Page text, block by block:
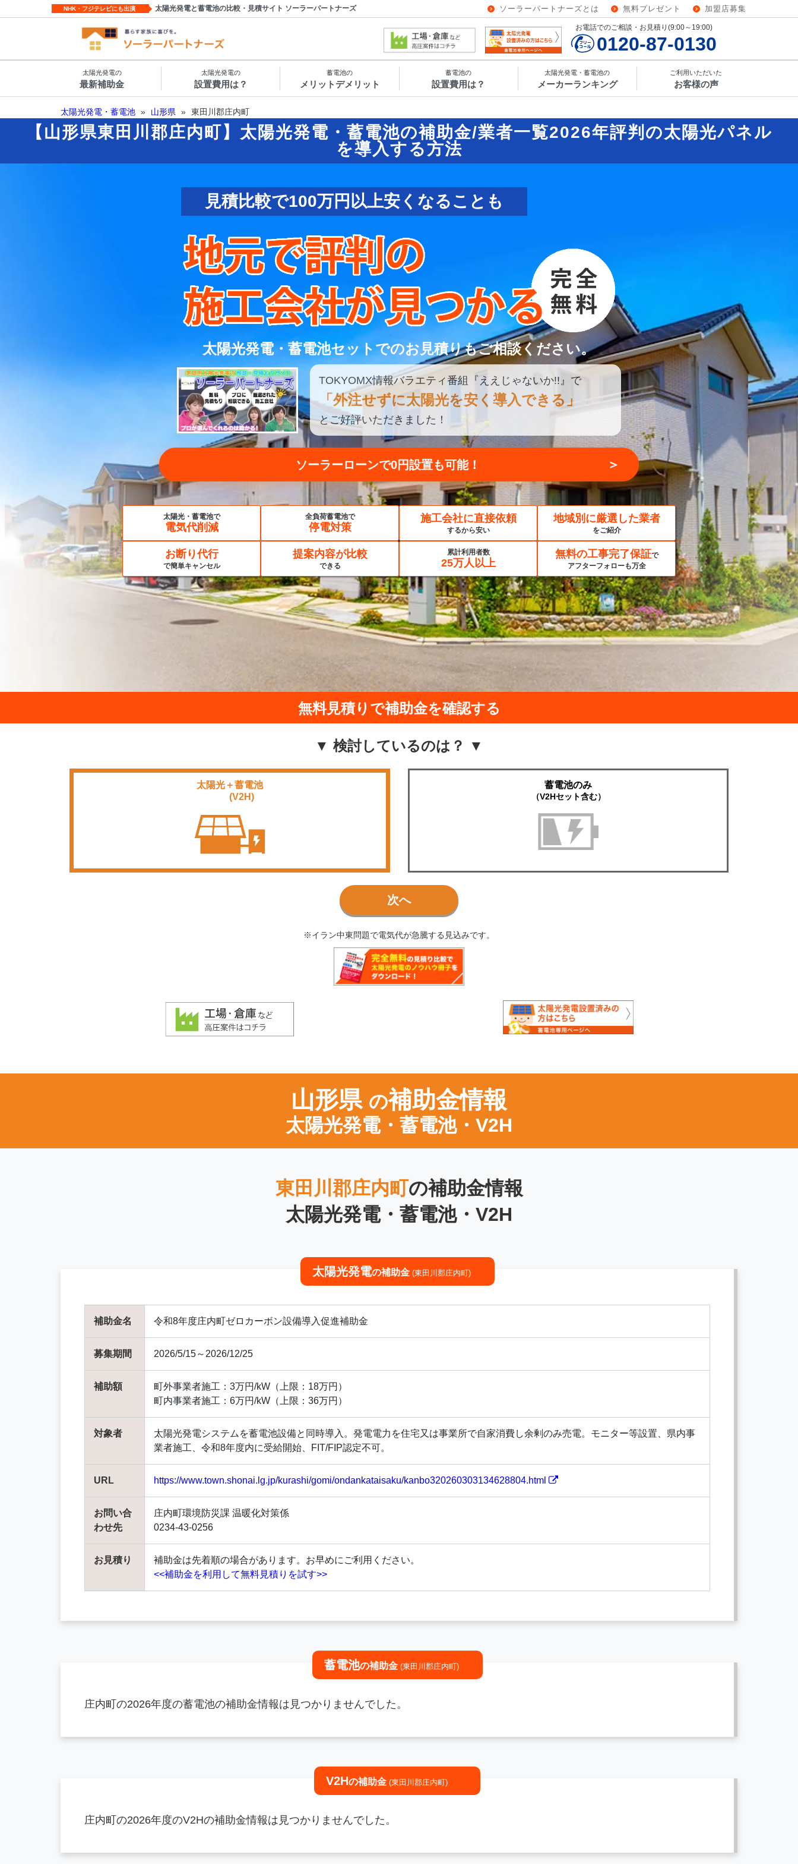
NHK・フジテレビにも出演 太陽光発電と蓄電池の比較・見積サイト ソーラーパートナーズ ソーラーパートナーズとは 無料プレゼント 加盟店募集
お電話でのご相談・お見積り(9:00～19:00)
0120-87-0130
太陽光発電の
最新補助金
太陽光発電の
設置費用は？
蓄電池の
メリットデメリット
蓄電池の
設置費用は？
太陽光発電・蓄電池の
メーカーランキング
ご利用いただいた
お客様の声
太陽光発電・蓄電池 » 山形県 » 東田川郡庄内町
【山形県東田川郡庄内町】太陽光発電・蓄電池の補助金/業者一覧2026年評判の太陽光パネル
を導入する方法
見積比較で100万円以上安くなることも
太陽光発電・蓄電池セットでのお見積りもご相談ください。
TOKYOMX情報バラエティ番組 『ええじゃないか!!』で
「外注せずに太陽光を安く導入できる」
とご好評いただきました！
見積もり比較してみる ＞
太陽光・蓄電池で
電気代削減
全負荷蓄電池で
停電対策
施工会社に直接依頼
するから安い
地域別に厳選した業者
をご紹介
お断り代行
で簡単キャンセル
提案内容が比較
できる
累計利用者数
25万人以上
無料の工事完了保証で
アフターフォローも万全
無料見積りで補助金を確認する
▼ 検討しているのは？ ▼
太陽光＋蓄電池
(V2H)
蓄電池のみ
（V2Hセット含む）
次へ
※イラン中東問題で電気代が急騰する見込みです。
山形県 の補助金情報
太陽光発電・蓄電池・V2H
東田川郡庄内町の補助金情報
太陽光発電・蓄電池・V2H
太陽光発電の補助金 (東田川郡庄内町)
補助金名 令和8年度庄内町ゼロカーボン設備導入促進補助金
募集期間 2026/5/15～2026/12/25
補助額
町外事業者施工：3万円/kW（上限：18万円）
町内事業者施工：6万円/kW（上限：36万円）
対象者
太陽光発電システムを蓄電池設備と同時導入。発電電力を住宅又は事業所で自家消費し余剰のみ売電。モニター等設置、県内事
業者施工、令和8年度内に受給開始、FIT/FIP認定不可。
URL https://www.town.shonai.lg.jp/kurashi/gomi/ondankataisaku/kanbo320260303134628804.html
お問い合
わせ先
庄内町環境防災課 温暖化対策係
0234-43-0256
お見積り
補助金は先着順の場合があります。お早めにご利用ください。
<<補助金を利用して無料見積りを試す>>
蓄電池の補助金 (東田川郡庄内町)
庄内町の2026年度の蓄電池の補助金情報は見つかりませんでした。
V2Hの補助金 (東田川郡庄内町)
庄内町の2026年度のV2Hの補助金情報は見つかりませんでした。